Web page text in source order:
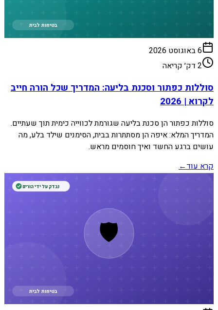
בטיחות לבית
6 באוגוסט 2026
2 דק׳ קריאה
סוללות כפתור וסכנת בליעה: המדריך שכל הורה חייב
לקרוא | 2026
סוללות כפתור הן סכנת בליעה שגורמת לכווייה כימית תוך שעתיים.
המדריך המלא: איפה הן מסתתרות בבית, הסימנים שילד בלע, מה
עושים ברגע החשד ואיך חוסמים מראש.
קרא עוד←
🛡️
בטיחות לבית
נבדק על ידי הורים